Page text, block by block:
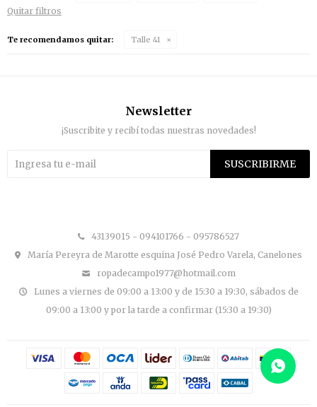
Quitar filtros
Te recomendamos quitar: Talle 41
43139015 - 094101766 - 095786527
María Pereyra de Marotte esquina José Pedro Varela, Canelones
ropadecampo1977@hotmail.com
Lunes a viernes de 09:00 a 13:00 y de 15:30 a 19:30, sábados de
09:00 a 13:00 y por la tarde a confirmar (15:30 a 19:30)
Newsletter
¡Suscribite y recibí todas nuestras novedades!
SUSCRIBIRME